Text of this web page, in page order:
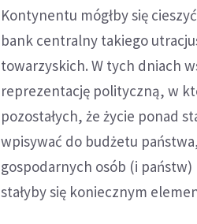
Kontynentu mógłby się
bank centralny takiego
towarzyskich. W tych dniach
reprezentację polityczną, w
pozostałych, że życie ponad
wpisywać do budżetu
gospodarnych osób (i
stałyby się koniecznym